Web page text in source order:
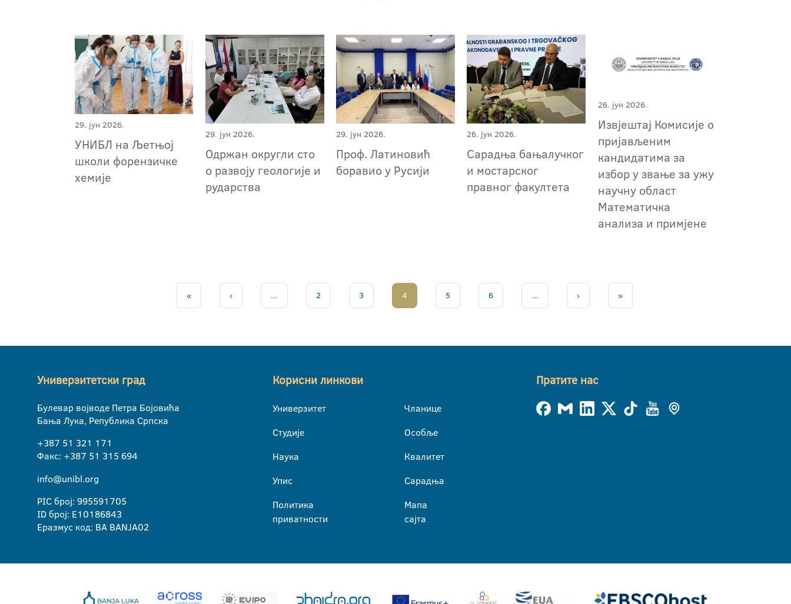
29. јун 2026.
УНИБЛ на Љетњој
школи форензичке
хемије
29. јун 2026.
Одржан округли сто
о развоју геологије и
рударства
29. јун 2026.
Проф. Латиновић
боравио у Русији
26. јун 2026.
Сарадња бањалучког
и мостарског
правног факултета
26. јун 2026.
Извјештај Комисије о
пријављеним
кандидатима за
избор у звање за ужу
научну област
Математичка
анализа и примјене
« ‹ ... 2 3 4 5 6 ... › »
Универзитетски град
Булевар војводе Петра Бојовића
Бања Лука, Република Српска
+387 51 321 171
Факс: +387 51 315 694
info@unibl.org
PIC број: 995591705
ID број: E10186843
Еразмус код: BA BANJA02
Корисни линкови
Универзитет
Студије
Наука
Упис
Политика
приватности
Чланице
Особље
Квалитет
Сарадња
Мапа
сајта
Пратите нас